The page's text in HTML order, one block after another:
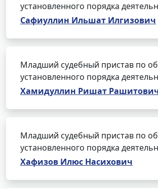
установленного порядка
Сафиуллин Ильшат Илгизович
Младший судебный пристав по
установленного порядка
Хамидуллин Ришат
Младший судебный пристав по
установленного порядка
Хафизов Илюс Насихович